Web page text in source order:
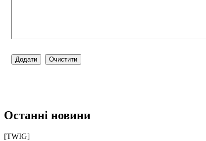
Останні новини
[TWIG]